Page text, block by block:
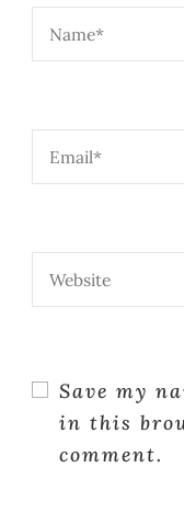
Save my
in this
comment.